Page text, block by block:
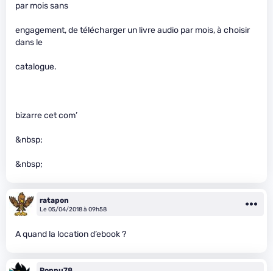
par mois sans
engagement, de télécharger un livre audio par mois, à choisir
dans le
catalogue.
bizarre cet com’
&nbsp;
&nbsp;
ratapon
Le 05/04/2018 à 09h58
A quand la location d’ebook ?